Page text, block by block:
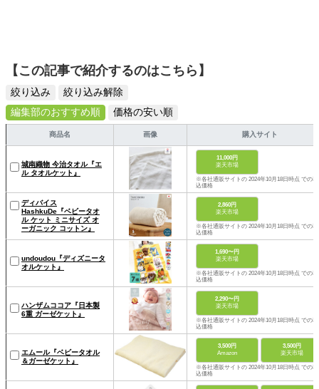
【この記事で紹介するのはこちら】
絞り込み
絞り込み解除
編集部のおすすめ順
価格の安い順
商品名 画像 購入サイト
城南織物 今治タオル『エ
ル タオルケット』
11,000円
楽天市場
※各社通販サイトの 2024年10月18日時点 での税
込価格
ディバイス
HashkuDe『ベビータオ
ル ケット ミニサイズ オ
ーガニック コットン』
2,860円
楽天市場
※各社通販サイトの 2024年10月18日時点 での税
込価格
undoudou『ディズニータ
オルケット』
1,690〜円
楽天市場
※各社通販サイトの 2024年10月18日時点 での税
込価格
ハンザムココア『日本製
6重 ガーゼケット』
2,290〜円
楽天市場
※各社通販サイトの 2024年10月18日時点 での税
込価格
エムール『ベビータオル
＆ガーゼケット』
3,500円
Amazon
3,500円
楽天市場
※各社通販サイトの 2024年10月18日時点 での税
込価格